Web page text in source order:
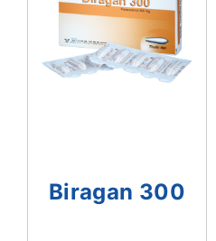
Biragan 300